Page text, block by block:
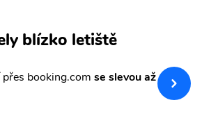
blízko letiště
booking.com se slevou až